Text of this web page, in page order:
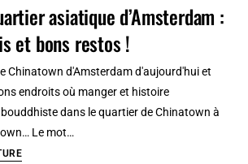
bohème
à
asiatique d’Amsterdam :
et bons restos !
Chinatown d'Amsterdam d'aujourd'hui et
endroits où manger et histoire
dans le quartier de Chinatown à
Le mot…
Chinatown,